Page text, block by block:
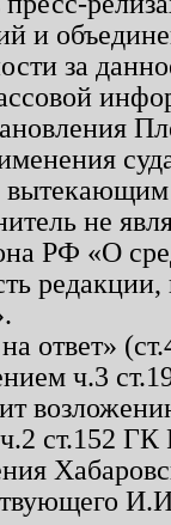
и
за
не
РФ «О
ответ»
ч.3
ст.152